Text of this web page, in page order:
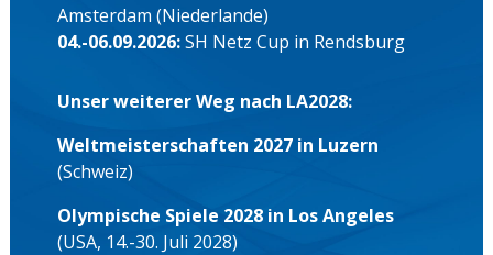
Amsterdam (Niederlande)
04.-06.09.2026:SH Netz Cup in Rendsburg
Unser weiterer Weg nach LA2028:
Weltmeisterschaften 2027 in Luzern
(Schweiz)
Olympische Spiele 2028 in Los Angeles
(USA, 14.-30. Juli 2028)